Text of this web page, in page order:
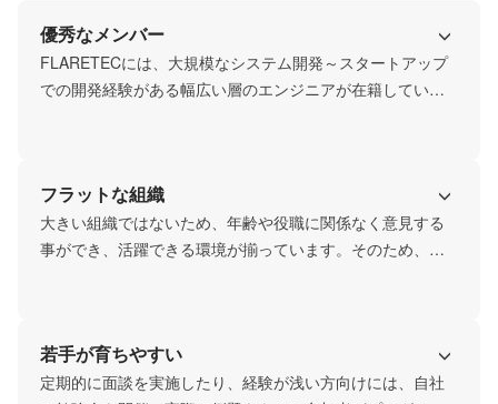
優秀なメンバー
FLARETECには、大規模なシステム開発～スタートアップ
での開発経験がある幅広い層のエンジニアが在籍していま
で着実にスキルを磨くことができます。
また、FLARETECは技術力だけでなく、営業力もあるため
豊富な案件を取り揃えていることが特徴のひとつ。優秀な
フラットな組織
大きい組織ではないため、年齢や役職に関係なく意見する
事ができ、活躍できる環境が揃っています。そのため、意
人同士がコミュニケーションを取っているのも特徴的で
す。出社しているメンバーでランチに行ったり、近くのカ
若手が育ちやすい
定期的に面談を実施したり、経験が浅い方向けには、自社